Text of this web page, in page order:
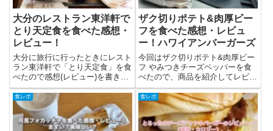
大分のレストラン東洋軒で
とり天定食を食べた感想・
レビュー！
大分に旅行に行ったときにレスト
ラン東洋軒で「とり天定食」を食
べたので感想(レビュー)を書きま
した。大分に行くときには、大体
寄らせてもらってとり天をいただ
いています。レストラン東洋軒と
は？東洋軒は元祖とり天というこ
とで、とり天を楽しめる中華料...
ザク切りポテト&肉厚ビー
フを食べた感想・レビュ
ー！ハワイアンバーガーズ
今回はザク切りポテト&肉厚ビー
フ やみつきチーズペッパーを食
べたので、商品を紹介してレビュ
ーと感想を書きました。マックフ
ィズブルーハワイも一緒に飲んだ
ので、感想を書いてみました。ザ
ク切りポテト&肉厚ビーフ やみつ
きチーズペッパーとは？ザク切...
食レポ 食レポ